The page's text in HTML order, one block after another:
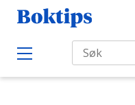
B
o
k
t
O
p
e
e